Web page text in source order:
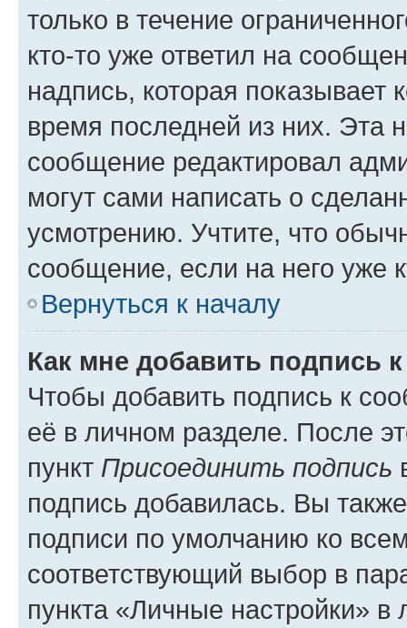
только в течение
кто-то уже ответил на
надпись, которая показывает
время последней из них. Эта
сообщение редактировал
могут сами написать о
усмотрению. Учтите, что
сообщение, если на него уже
Вернуться к началу
Как мне добавить подпись
Чтобы добавить подпись к
её в личном разделе. После
пункт Присоединить подпись
подпись добавилась. Вы
подписи по умолчанию ко
соответствующий выбор в
пункта «Личные настройки»